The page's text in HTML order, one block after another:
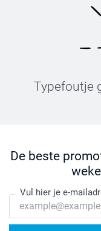
Typefoutje
De beste
Vul hier je e-